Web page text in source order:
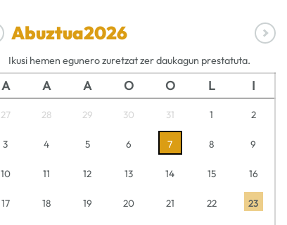
Abuztua2026
Ikusi hemen egunero zuretzat zer daukagun prestatuta.
A A A O O L I
27 28 29 30 31 1 2
3 4 5 6 7 8 9
10 11 12 13 14 15 16
17 18 19 20 21 22 23